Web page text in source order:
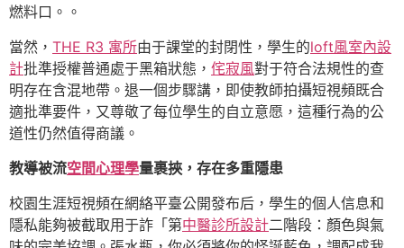
燃料口。。
當然， THE R3 寓所由于課堂的封閉性，學生的loft風室內設
計批準授權普通處于黑箱狀態， 侘寂風對于符合法規性的查
明存在含混地帶。退一個步驟講，即使教師拍攝短視頻既合
適批準要件，又尊敬了每位學生的自立意愿，這種行為的公
道性仍然值得商議。
教導被流空間心理學量裹挾，存在多重隱患
校園生涯短視頻在網絡平臺公開發布后，學生的個人信息和
隱私能夠被截取用于詐「第中醫診所設計二階段：顏色與氣